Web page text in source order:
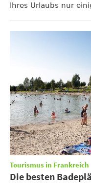
Ihres Urlaubs nur
Tourismus in Frankreich
Die besten